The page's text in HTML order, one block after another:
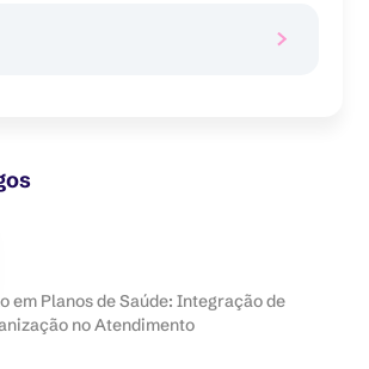
em Planos de Saúde: Integração de
no Atendimento